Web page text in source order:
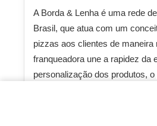
A Borda & Lenha é uma rede
Brasil, que atua com um
pizzas aos clientes de maneira
franqueadora une a rapidez da
personalização dos produtos,